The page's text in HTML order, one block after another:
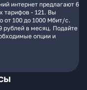
интернет предлагают 6
тарифов - 121. Вы
от 100 до 1000 Мбит/с.
рублей в месяц. Подайте
опции и